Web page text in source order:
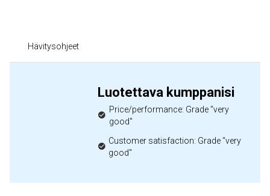
Hävitysohjeet
Luotettava kumppanisi
Price/performance: Grade "very
good"
Customer satisfaction: Grade "very
good"